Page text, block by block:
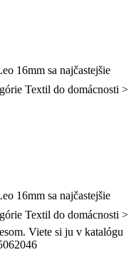
16mm sa najčastejšie
Textil do domácnosti >
16mm sa najčastejšie
Textil do domácnosti >
Viete si ju v katalógu